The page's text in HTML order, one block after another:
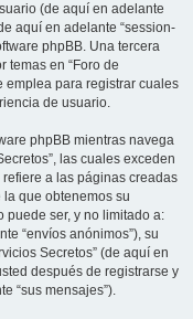
(de aquí en adelante
aquí en adelante “session-
phpBB. Una tercera
temas en “Foro de
emplea para registrar cuales
de usuario.
phpBB mientras navega
las cuales exceden
a las páginas creadas
que obtenemos su
puede ser, y no limitado a:
“envíos anónimos”), su
Secretos” (de aquí en
después de registrarse y
“sus mensajes”).